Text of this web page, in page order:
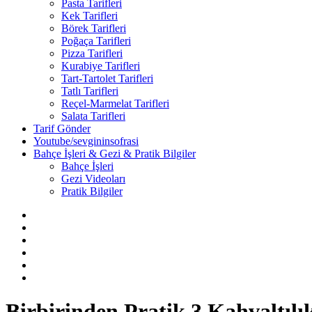
Pasta Tarifleri
Kek Tarifleri
Börek Tarifleri
Poğaça Tarifleri
Pizza Tarifleri
Kurabiye Tarifleri
Tart-Tartolet Tarifleri
Tatlı Tarifleri
Reçel-Marmelat Tarifleri
Salata Tarifleri
Tarif Gönder
Youtube/sevgininsofrasi
Bahçe İşleri & Gezi & Pratik Bilgiler
Bahçe İşleri
Gezi Videoları
Pratik Bilgiler